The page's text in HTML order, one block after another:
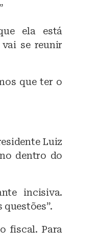
ela está
se reunir
que ter o
Luiz
dentro do
incisiva.
fiscal. Para